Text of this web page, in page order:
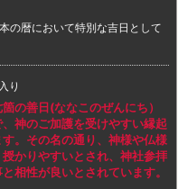
の暦において特別な吉日として
り
の善日(ななこのぜんにち）
神のご加護を受けやすい縁起
。その名の通り、神様や仏様
かりやすいとされ、神社参拝
相性が良いとされています。